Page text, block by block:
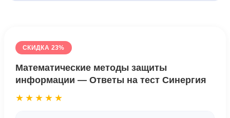
СКИДКА 23%
Математические методы защиты
информации — Ответы на тест Синергия
★★★★★